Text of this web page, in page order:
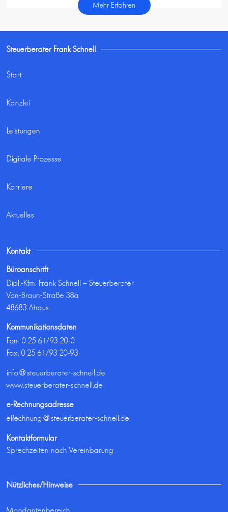
Mehr Erfahren
Steuerberater Frank Schnell
Start
Kanzlei
Leistungen
Digitale Prozesse
Karriere
Aktuelles
Kontakt
Büroanschrift
Dipl.-Kfm. Frank Schnell – Steuerberater
Von-Braun-Straße 38a
48683 Ahaus
Kommunikationsdaten
Fon:0 25 61/93 20-0
Fax: 0 25 61/93 20-93
info@steuerberater-schnell.de
www.steuerberater-schnell.de
e-Rechnungsadresse
eRechnung@steuerberater-schnell.de
Kontaktformular
Sprechzeiten nach Vereinbarung
Nützliches/Hinweise